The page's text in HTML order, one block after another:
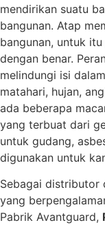
mendirikan suatu
bangunan. Atap
bangunan, untuk
dengan benar.
melindungi isi
matahari, hujan,
ada beberapa
yang terbuat dari
untuk gudang,
digunakan untuk
Sebagai distributor
yang
Pabrik Avantguard,